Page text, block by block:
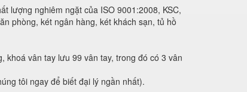
lượng nghiêm ngặt của ISO 9001:2008, KSC,
phòng, két ngân hàng, két khách sạn, tủ hồ
khoá vân tay lưu 99 vân tay, trong đó có 3 vân
tôi ngay để biết đại lý ngần nhất).